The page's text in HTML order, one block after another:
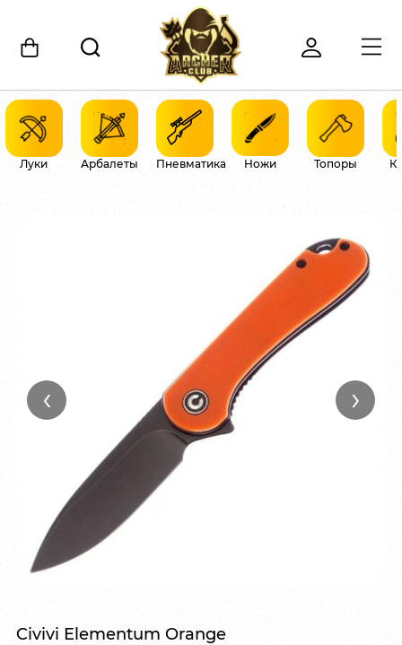
Луки Арбалеты Пневматика Ножи Топоры
‹ ›
Civivi Elementum Orange